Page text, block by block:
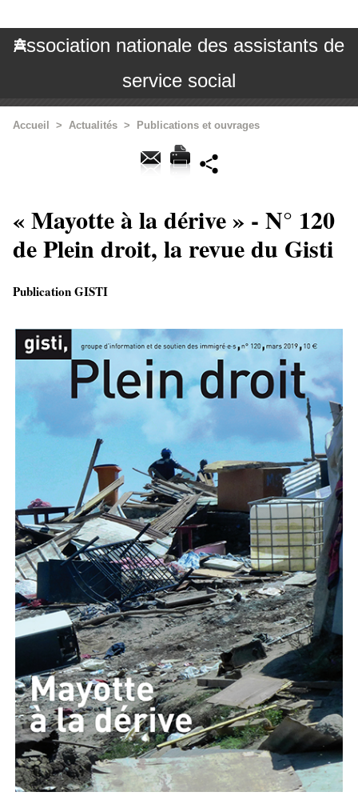
Association nationale des assistants de
service social
Accueil > Actualités > Publications et ouvrages
« Mayotte à la dérive » - N° 120
de Plein droit, la revue du Gisti
Publication GISTI